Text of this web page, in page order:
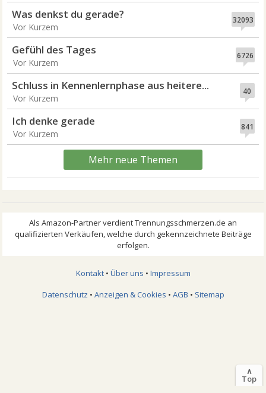
32093
Was denkst du gerade?
Vor Kurzem
6726
Gefühl des Tages
Vor Kurzem
40
Schluss in Kennenlernphase aus heitere...
Vor Kurzem
841
Ich denke gerade
Vor Kurzem
Mehr neue Themen
Kontakt• Über uns • Impressum
Datenschutz • Anzeigen & Cookies • AGB • Sitemap
∧
Top